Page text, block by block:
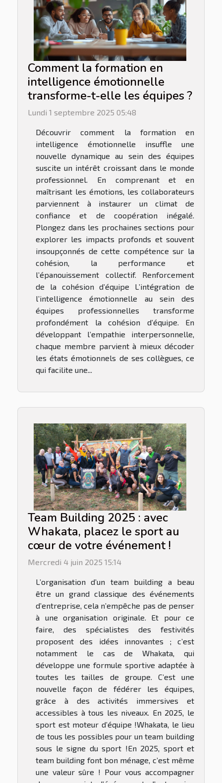
Comment la formation en
intelligence émotionnelle
transforme-t-elle les équipes ?
Lundi 1 septembre 2025 05:48
Découvrir comment la formation en
intelligence émotionnelle insuffle une
nouvelle dynamique au sein des équipes
suscite un intérêt croissant dans le monde
professionnel. En comprenant et en
maîtrisant les émotions, les collaborateurs
parviennent à instaurer un climat de
confiance et de coopération inégalé.
Plongez dans les prochaines sections pour
explorer les impacts profonds et souvent
insoupçonnés de cette compétence sur la
cohésion, la performance et
l’épanouissement collectif. Renforcement
de la cohésion d’équipe L’intégration de
l’intelligence émotionnelle au sein des
équipes professionnelles transforme
profondément la cohésion d’équipe. En
développant l’empathie interpersonnelle,
chaque membre parvient à mieux décoder
les états émotionnels de ses collègues, ce
qui facilite une...
Team Building 2025 : avec
Whakata, placez le sport au
cœur de votre événement !
Mercredi 4 juin 2025 15:14
L’organisation d’un team building a beau
être un grand classique des événements
d’entreprise, cela n’empêche pas de penser
à une organisation originale. Et pour ce
faire, des spécialistes des festivités
proposent des idées innovantes ; c’est
notamment le cas de Whakata, qui
développe une formule sportive adaptée à
toutes les tailles de groupe. C’est une
nouvelle façon de fédérer les équipes,
grâce à des activités immersives et
accessibles à tous les niveaux. En 2025, le
sport est moteur d’équipe !Whakata, le lieu
de tous les possibles pour un team building
sous le signe du sport !En 2025, sport et
team building font bon ménage, c’est même
une valeur sûre ! Pour vous accompagner